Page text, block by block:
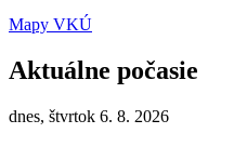
Mapy VKÚ
Aktuálne počasie
dnes, štvrtok 6. 8. 2026